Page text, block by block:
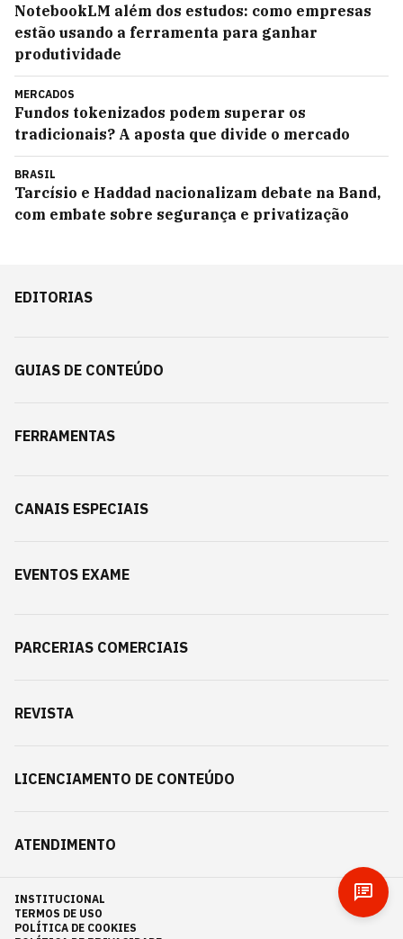
NotebookLM além dos estudos: como empresas
estão usando a ferramenta para ganhar
produtividade
MERCADOS
Fundos tokenizados podem superar os
tradicionais? A aposta que divide o mercado
BRASIL
Tarcísio e Haddad nacionalizam debate na Band,
com embate sobre segurança e privatização
EDITORIAS
GUIAS DE CONTEÚDO
FERRAMENTAS
CANAIS ESPECIAIS
EVENTOS EXAME
PARCERIAS COMERCIAIS
REVISTA
LICENCIAMENTO DE CONTEÚDO
ATENDIMENTO
INSTITUCIONAL
TERMOS DE USO
POLÍTICA DE COOKIES